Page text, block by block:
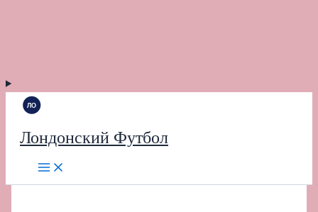
Лондонский Футбол